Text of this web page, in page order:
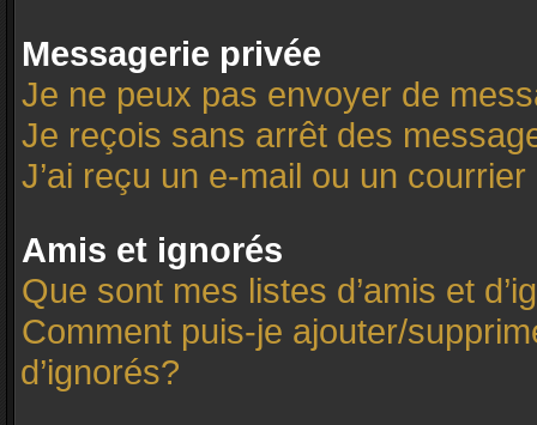
Messagerie privée
Je ne peux pas envoyer de
Je reçois sans arrêt des
J’ai reçu un e-mail ou un
Amis et ignorés
Que sont mes listes d’amis et
Comment puis-je ajouter/
d’ignorés?